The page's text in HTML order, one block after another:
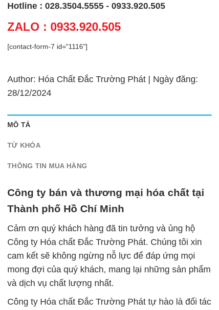
Hotline : 028.3504.5555 - 0933.920.505
ZALO : 0933.920.505
[contact-form-7 id="1116"]
Author: Hóa Chất Đắc Trường Phát | Ngày đăng:
28/12/2024
MÔ TẢ
TỪ KHÓA
THÔNG TIN MUA HÀNG
Công ty bán và thương mại hóa chất tại
Thành phố Hồ Chí Minh
Cảm ơn quý khách hàng đã tin tưởng và ủng hộ
Công ty Hóa chất Đắc Trường Phát. Chúng tôi xin
cam kết sẽ không ngừng nỗ lực để đáp ứng mọi
mong đợi của quý khách, mang lại những sản phẩm
và dịch vụ chất lượng nhất.
Công ty Hóa chất Đắc Trường Phát tự hào là đối tác